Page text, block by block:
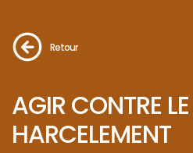
Retour
AGIR CONTRE LE
HARCELEMENT